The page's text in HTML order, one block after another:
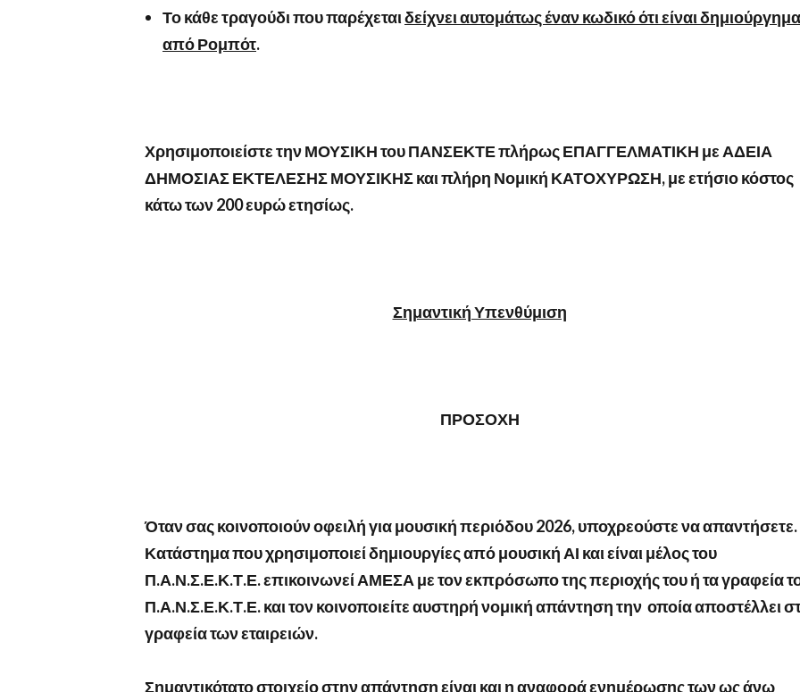
Το κάθε τραγούδι που παρέχεταιδείχνει αυτομάτως έναν κωδικό ότι είναι δημιούργημα
από Ρομπότ.
Χρησιμοποιείστε την ΜΟΥΣΙΚΗ του ΠΑΝΣΕΚΤΕ πλήρως ΕΠΑΓΓΕΛΜΑΤΙΚΗ με ΑΔΕΙΑ
ΔΗΜΟΣΙΑΣ ΕΚΤΕΛΕΣΗΣ ΜΟΥΣΙΚΗΣ και πλήρη Νομική ΚΑΤΟΧΥΡΩΣΗ, με ετήσιο κόστος
κάτω των 200 ευρώ ετησίως.
Σημαντική Υπενθύμιση
ΠΡΟΣΟΧΗ
Όταν σας κοινοποιούν οφειλή για μουσική περιόδου 2026, υποχρεούστε να απαντήσετε.
Κατάστημα που χρησιμοποιεί δημιουργίες από μουσική ΑΙ και είναι μέλος του
Π.Α.Ν.Σ.Ε.Κ.Τ.Ε. επικοινωνεί ΑΜΕΣΑ με τον εκπρόσωπο της περιοχής του ή τα γραφεία
Π.Α.Ν.Σ.Ε.Κ.Τ.Ε. και τον κοινοποιείτε αυστηρή νομική απάντηση την οποία αποστέλλει
γραφεία των εταιρειών.
Σημαντικότατο στοιχείο στην απάντηση είναι και η αναφορά ενημέρωσης των ως άνω